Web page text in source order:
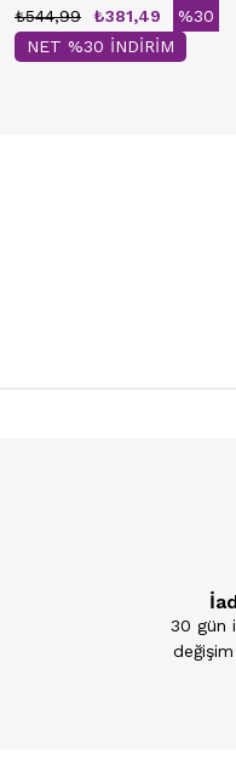
₺381,49
₺544,99
%30
NET %30 İNDİRİM
30 gün